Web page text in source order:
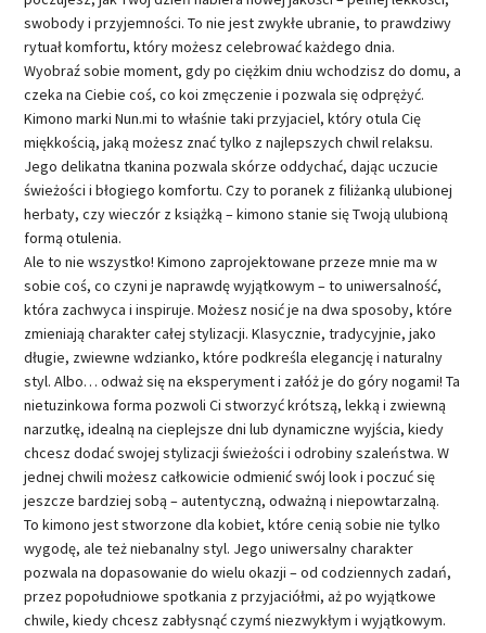
swobody i przyjemności. To nie jest zwykłe ubranie, to prawdziwy
rytuał komfortu, który możesz celebrować każdego dnia.
Wyobraź sobie moment, gdy po ciężkim dniu wchodzisz do domu, a
czeka na Ciebie coś, co koi zmęczenie i pozwala się odprężyć.
Kimono marki Nun.mi to właśnie taki przyjaciel, który otula Cię
miękkością, jaką możesz znać tylko z najlepszych chwil relaksu.
Jego delikatna tkanina pozwala skórze oddychać, dając uczucie
świeżości i błogiego komfortu. Czy to poranek z filiżanką ulubionej
herbaty, czy wieczór z książką – kimono stanie się Twoją ulubioną
formą otulenia.
Ale to nie wszystko! Kimono zaprojektowane przeze mnie ma w
sobie coś, co czyni je naprawdę wyjątkowym – to uniwersalność,
która zachwyca i inspiruje. Możesz nosić je na dwa sposoby, które
zmieniają charakter całej stylizacji. Klasycznie, tradycyjnie, jako
długie, zwiewne wdzianko, które podkreśla elegancję i naturalny
styl. Albo… odważ się na eksperyment i załóż je do góry nogami! Ta
nietuzinkowa forma pozwoli Ci stworzyć krótszą, lekką i zwiewną
narzutkę, idealną na cieplejsze dni lub dynamiczne wyjścia, kiedy
chcesz dodać swojej stylizacji świeżości i odrobiny szaleństwa. W
jednej chwili możesz całkowicie odmienić swój look i poczuć się
jeszcze bardziej sobą – autentyczną, odważną i niepowtarzalną.
To kimono jest stworzone dla kobiet, które cenią sobie nie tylko
wygodę, ale też niebanalny styl. Jego uniwersalny charakter
pozwala na dopasowanie do wielu okazji – od codziennych zadań,
przez popołudniowe spotkania z przyjaciółmi, aż po wyjątkowe
chwile, kiedy chcesz zabłysnąć czymś niezwykłym i wyjątkowym.